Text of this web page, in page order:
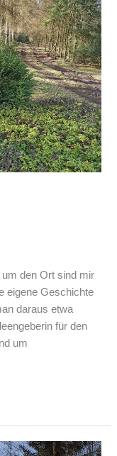
den Ort sind mir
eigene Geschichte
daraus etwa
für den
um